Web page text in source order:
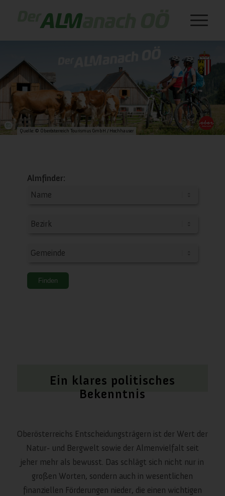
Quelle: © Oberösterreich Tourismus GmbH / Hochhauser
Almfinder:
Ein klares politisches
Bekenntnis
Oberösterreichs Entscheidungsträgern ist der Wert der
Natur- und Bergwelt sowie der Almenvielfalt seit
jeher mehr als bewusst. Das schlägt sich nicht nur in
großen Worten, sondern auch in wesentlichen
finanziellen Förderungen nieder, die einen wichtigen